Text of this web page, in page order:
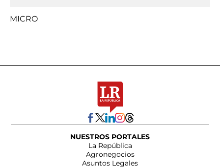
MICRO
NUESTROS PORTALES
La República
Agronegocios
Asuntos Legales